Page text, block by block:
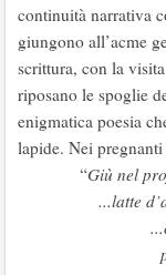
continuità narrativa
giungono all’acme
scrittura, con la
riposano le spoglie
enigmatica poesia
lapide. Nei
“Giù nel
...latte